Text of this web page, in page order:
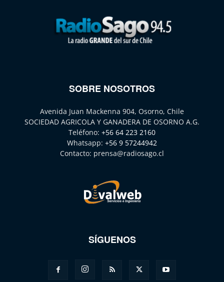
SOBRE NOSOTROS
Avenida Juan Mackenna 904, Osorno, Chile
SOCIEDAD AGRICOLA Y GANADERA DE OSORNO A.G.
Teléfono: +56 64 223 2160
Whatsapp: +56 9 57244942
Contacto: prensa@radiosago.cl
SÍGUENOS